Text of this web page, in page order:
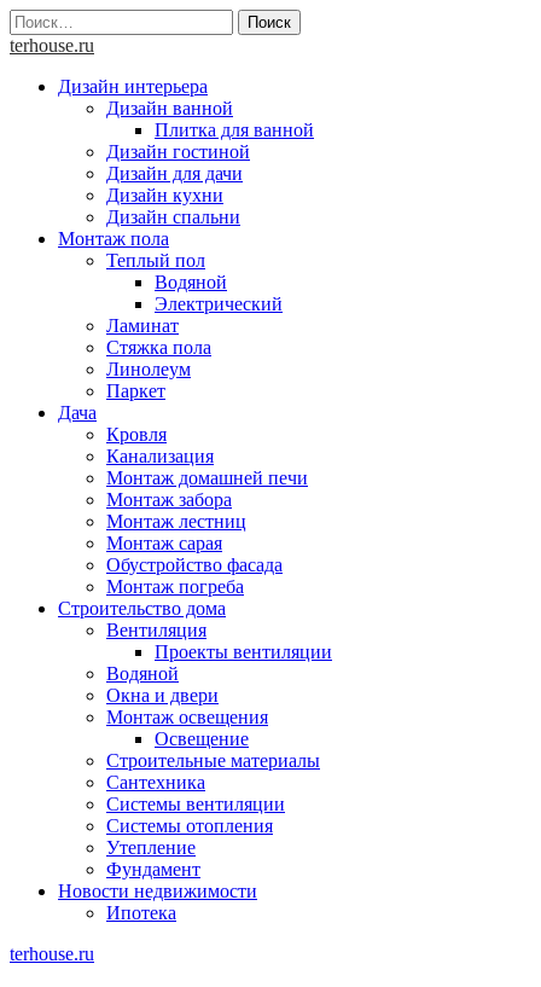
Skip
to
Найти:
terhouse.ru
Дизайн интерьера
Дизайн ванной
Плитка для ванной
Дизайн гостиной
Дизайн для дачи
Дизайн кухни
Дизайн спальни
Монтаж пола
Теплый пол
Водяной
Электрический
Ламинат
Стяжка пола
Линолеум
Паркет
Дача
Кровля
Канализация
Монтаж домашней печи
Монтаж забора
Монтаж лестниц
Монтаж сарая
Обустройство фасада
Монтаж погреба
Строительство дома
Вентиляция
Проекты вентиляции
Водяной
Окна и двери
Монтаж освещения
Освещение
Строительные материалы
Сантехника
Системы вентиляции
Системы отопления
Утепление
Фундамент
Новости недвижимости
Ипотека
terhouse.ru